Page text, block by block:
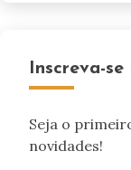
Inscreva-
Seja o
novidades!